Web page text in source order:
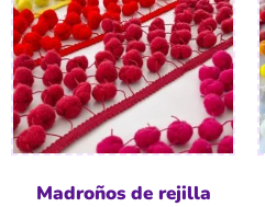
Madroños de rejilla